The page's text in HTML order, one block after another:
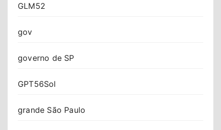
GLM52
gov
governo de SP
GPT56Sol
grande São Paulo